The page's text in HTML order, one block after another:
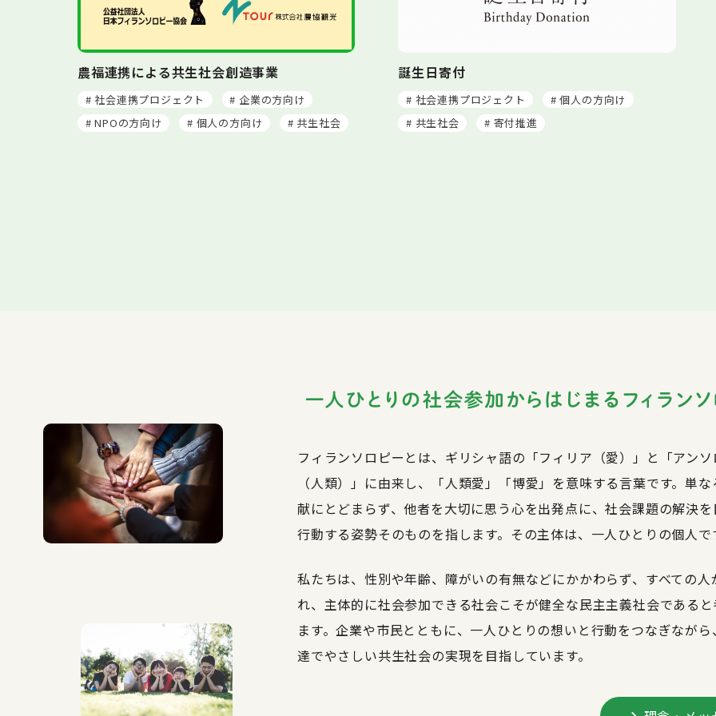
農福連携による共生社会創造事業
# 社会連携プロジェクト
# 企業の方向け
# NPOの方向け
# 個人の方向け # 共生社会
誕生日寄付
# 社会連携プロジェクト
# 個人の方向け
# 共生社会
# 寄付推進
フィランソロピーとは、ギリシャ語の「フィリア（愛）」と「アンソ
（人類）」に由来し、「人類愛」「博愛」を意味する言葉です。単な
献にとどまらず、他者を大切に思う心を出発点に、社会課題の解決を
行動する姿勢そのものを指します。その主体は、一人ひとりの個人で
私たちは、性別や年齢、障がいの有無などにかかわらず、すべての人
れ、主体的に社会参加できる社会こそが健全な民主主義社会であると
ます。企業や市民とともに、一人ひとりの想いと行動をつなぎながら
達でやさしい共生社会の実現を目指しています。